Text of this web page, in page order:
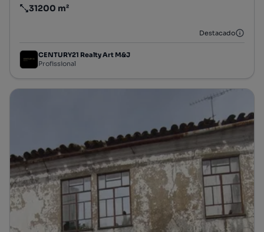
Preço por metro quadrado
31200 m²
Destacado
CENTURY21 Realty Art M&J
Profissional